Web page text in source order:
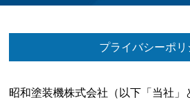
プライバシーポリ
昭和塗装機株式会社（以下「当社」